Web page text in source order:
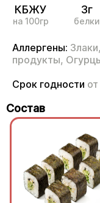
КБЖУ
на 100гр
3г
белки
Аллергены: Злаки,
продукты,
Срок годности
Состав